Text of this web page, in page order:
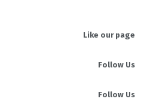
Like our page
Follow Us
Follow Us